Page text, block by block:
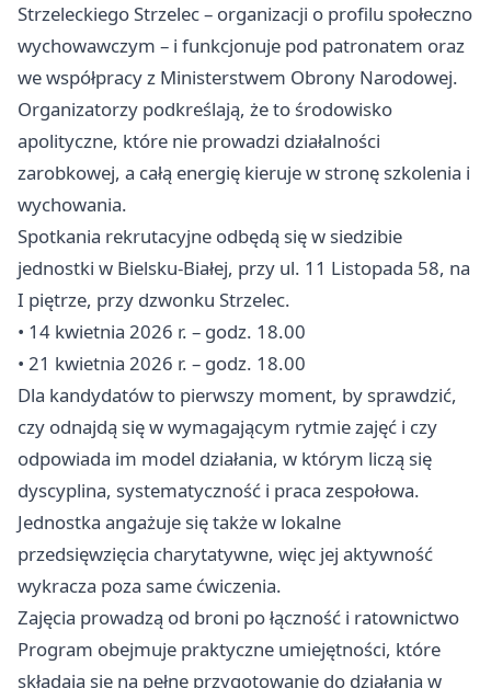
Strzeleckiego Strzelec – organizacji o profilu społeczno
wychowawczym – i funkcjonuje pod patronatem oraz
we współpracy z Ministerstwem Obrony Narodowej.
Organizatorzy podkreślają, że to środowisko
apolityczne, które nie prowadzi działalności
zarobkowej, a całą energię kieruje w stronę szkolenia i
wychowania.
Spotkania rekrutacyjne odbędą się w siedzibie
jednostki w Bielsku-Białej, przy ul. 11 Listopada 58, na
I piętrze, przy dzwonku Strzelec.
• 14 kwietnia 2026 r. – godz. 18.00
• 21 kwietnia 2026 r. – godz. 18.00
Dla kandydatów to pierwszy moment, by sprawdzić,
czy odnajdą się w wymagającym rytmie zajęć i czy
odpowiada im model działania, w którym liczą się
dyscyplina, systematyczność i praca zespołowa.
Jednostka angażuje się także w lokalne
przedsięwzięcia charytatywne, więc jej aktywność
wykracza poza same ćwiczenia.
Zajęcia prowadzą od broni po łączność i ratownictwo
Program obejmuje praktyczne umiejętności, które
składają się na pełne przygotowanie do działania w